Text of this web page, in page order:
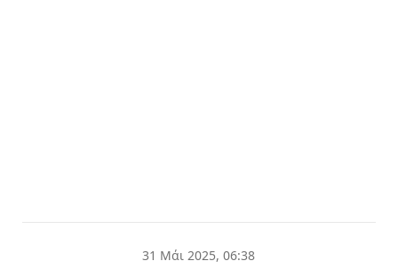
31 Μάι 2025, 06:38